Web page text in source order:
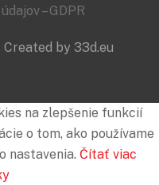
– GDPR
Created by 33d.eu
na zlepšenie funkcií
o tom, ako používame
nastavenia. Čítať viac